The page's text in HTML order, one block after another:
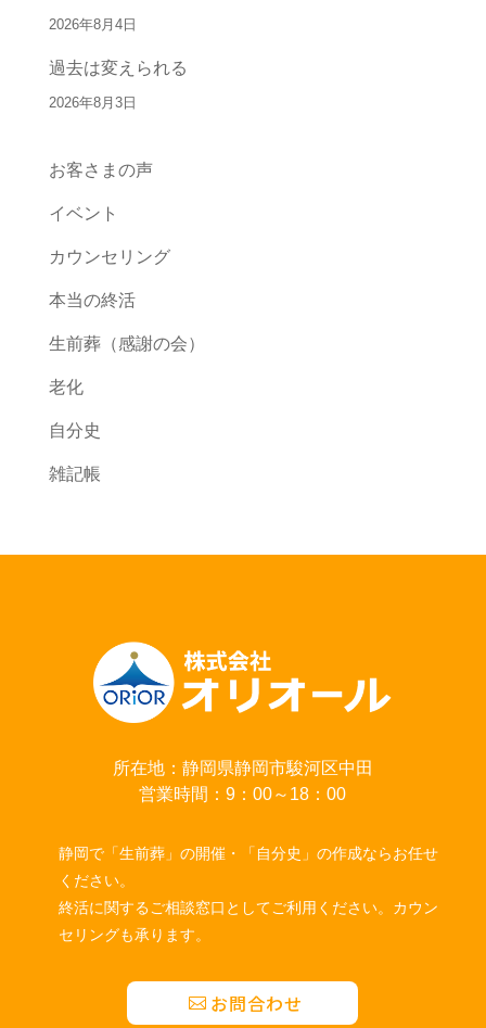
2026年8月4日
過去は変えられる
2026年8月3日
お客さまの声
イベント
カウンセリング
本当の終活
生前葬（感謝の会）
老化
自分史
雑記帳
所在地：静岡県静岡市駿河区中田
営業時間：9：00～18：00
静岡で「生前葬」の開催・「自分史」の作成ならお任せ
ください。
終活に関するご相談窓口としてご利用ください。カウン
セリングも承ります。
お問合わせ